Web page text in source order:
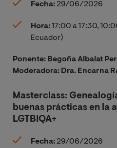
Fecha:29/06/2026
Hora:17:00 a 17:30,
Ecuador)
Ponente: Begoña Albalat
Moderadora: Dra. Encarna
Masterclass:
buenas prácticas en la
LGTBIQA+
Fecha:29/06/2026